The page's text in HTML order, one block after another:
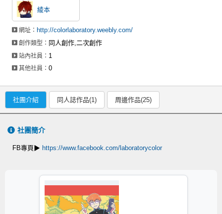
綾本
網址： http://colorlaboratory.weebly.com/
創作類型： 同人創作,二次創作
站內社員： 1
其他社員：0
社團介紹 同人誌作品(1) 周邊作品(25)
社團簡介
FB專頁▶ https://www.facebook.com/laboratorycolor